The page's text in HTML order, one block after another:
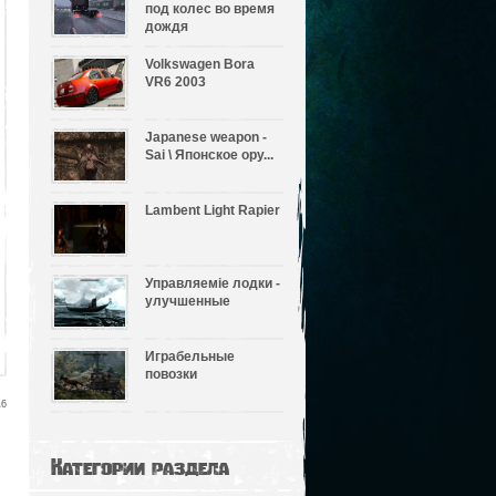
под колес во время
дождя
Volkswagen Bora
VR6 2003
Japanese weapon -
Sai \ Японское ору...
Lambent Light Rapier
Управляеміе лодки -
улучшенные
Играбельные
повозки
Категории раздела